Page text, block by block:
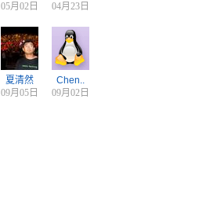
05月02日
04月23日
夏清然
09月05日
Chen..
09月02日